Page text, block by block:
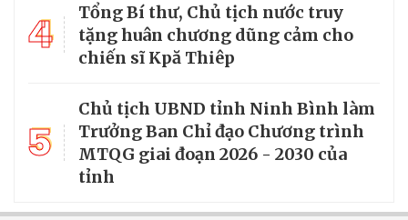
4
Tổng Bí thư, Chủ tịch nước truy
tặng huân chương dũng cảm cho
chiến sĩ Kpă Thiêp
5
Chủ tịch UBND tỉnh Ninh Bình làm
Trưởng Ban Chỉ đạo Chương trình
MTQG giai đoạn 2026 - 2030 của
tỉnh